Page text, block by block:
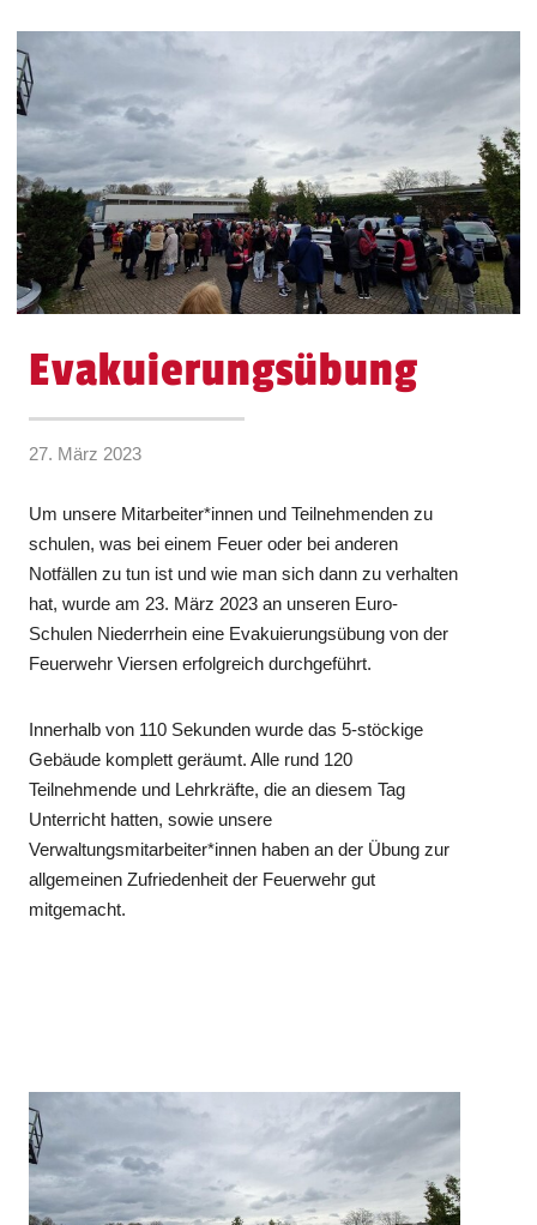
Evakuierungsübung
27. März 2023
Um unsere Mitarbeiter*innen und Teilnehmenden zu
schulen, was bei einem Feuer oder bei anderen
Notfällen zu tun ist und wie man sich dann zu verhalten
hat, wurde am 23. März 2023 an unseren Euro-
Schulen Niederrhein eine Evakuierungsübung von der
Feuerwehr Viersen erfolgreich durchgeführt.
Innerhalb von 110 Sekunden wurde das 5-stöckige
Gebäude komplett geräumt. Alle rund 120
Teilnehmende und Lehrkräfte, die an diesem Tag
Unterricht hatten, sowie unsere
Verwaltungsmitarbeiter*innen haben an der Übung zur
allgemeinen Zufriedenheit der Feuerwehr gut
mitgemacht.